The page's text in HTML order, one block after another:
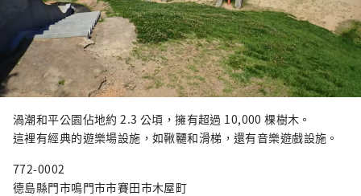
渦潮和平公園佔地約 2.3 公頃，擁有超過 10,000 棵樹木。
這裡有經典的遊樂場設施，如鞦韆和滑梯，還有音樂遊戲設施。
772-0002
德島縣門市鳴門市市賽田市木屋町